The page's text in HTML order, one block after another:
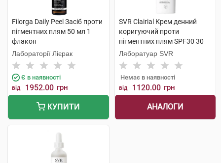
Filorga Daily Peel Засіб проти
пігментних плям 50 мл 1
флакон
Лабораторії Лієрак
Є в наявності
від 1952.00 грн
КУПИТИ
SVR Clairial Крем денний
коригуючий проти
пігментних плям SPF30 30
мл 1 флакон
Ляборатуар SVR
Немає в наявності
від 1120.00 грн
АНАЛОГИ